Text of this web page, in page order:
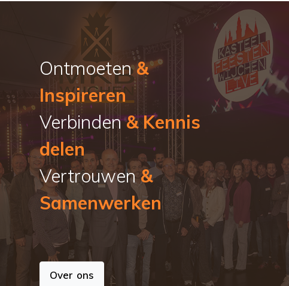
Ontmoeten&
Inspireren
Verbinden& Kennis
delen
Vertrouwen&
Samenwerken
Over ons